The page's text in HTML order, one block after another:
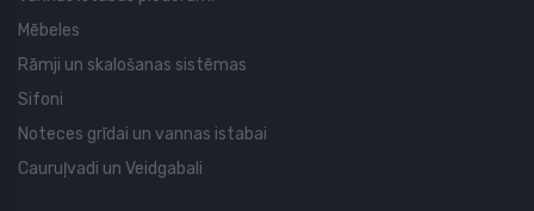
Mēbeles
Rāmji un skalošanas sistēmas
Sifoni
Noteces grīdai un vannas istabai
Cauruļvadi un Veidgabali